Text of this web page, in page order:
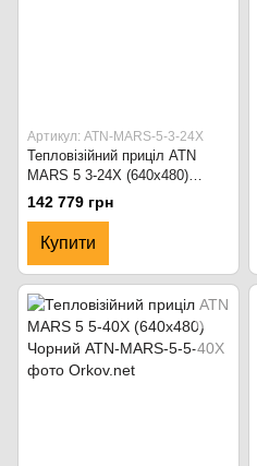
Артикул: ATN-MARS-5-3-24X
Тепловізійний приціл ATN
MARS 5 3-24X (640х480)
Чорний
142 779 грн
Купити